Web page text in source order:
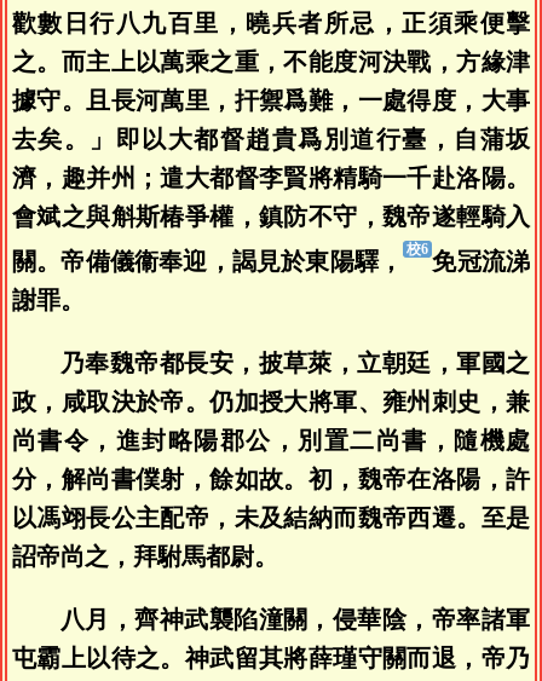
歡數日行八九百里，曉兵者所忌，正須乘便擊
之。而主上以萬乘之重，不能度河決戰，方緣津
據守。且長河萬里，扞禦爲難，一處得度，大事
去矣。」即以大都督趙貴爲別道行臺，自蒲坂
濟，趣并州；遣大都督李賢將精騎一千赴洛陽。
會斌之與斛斯椿爭權，鎮防不守，魏帝遂輕騎入
關。帝備儀衞奉迎，謁見於東陽驛，
免冠流涕
謝罪。
乃奉魏帝都長安，披草萊，立朝廷，軍國之
政，咸取決於帝。仍加授大將軍、雍州刺史，兼
尚書令，進封略陽郡公，別置二尚書，隨機處
分，解尚書僕射，餘如故。初，魏帝在洛陽，許
以馮翊長公主配帝，未及結納而魏帝西遷。至是
詔帝尚之，拜駙馬都尉。
八月，齊神武襲陷潼關，侵華陰，帝率諸軍
屯霸上以待之。神武留其將薛瑾守關而退，帝乃